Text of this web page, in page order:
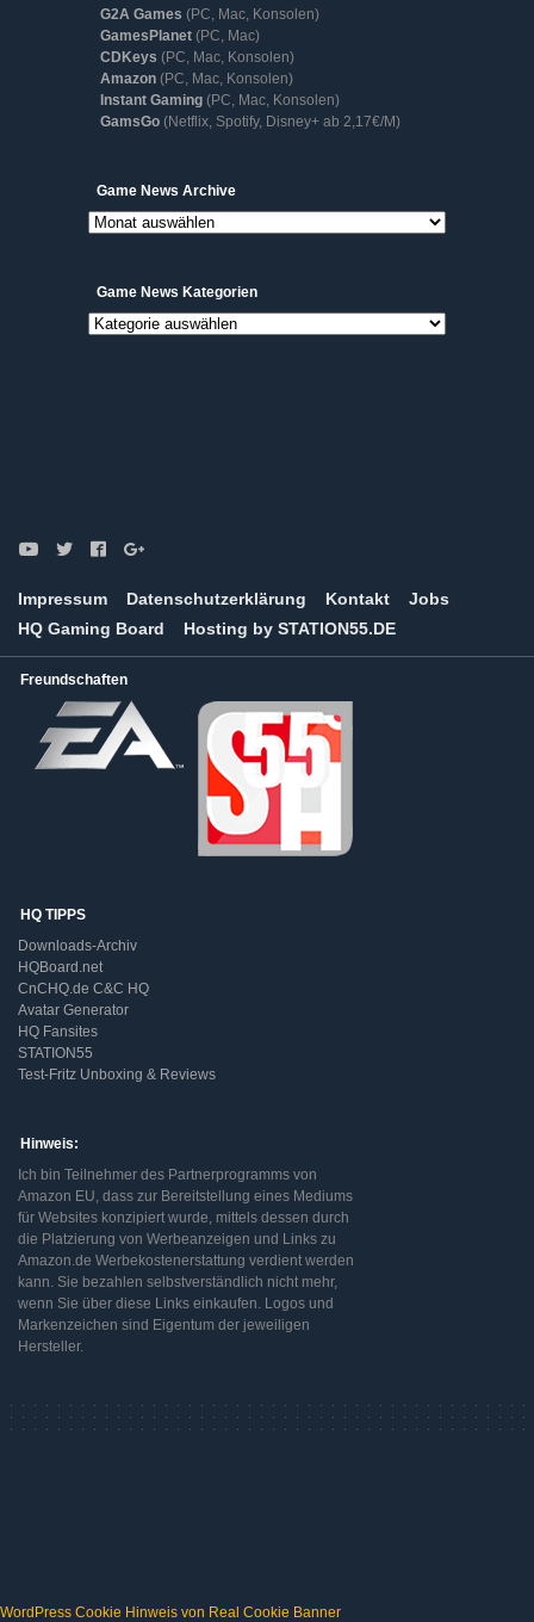
G2A Games (PC, Mac, Konsolen)
GamesPlanet (PC, Mac)
CDKeys (PC, Mac, Konsolen)
Amazon (PC, Mac, Konsolen)
Instant Gaming (PC, Mac, Konsolen)
GamsGo (Netflix, Spotify, Disney+ ab 2,17€/M)
Game News ArchiveGame
News
Archive
Game News Kategorien
Game
Impressum Datenschutzerklärung Kontakt
Jobs
HQ Gaming Board
Hosting by STATION55.DE
Freundschaften
HQ TIPPS
Downloads-Archiv
HQBoard.net
CnCHQ.de C&C HQ
Avatar Generator
HQ Fansites
STATION55
Test-Fritz Unboxing & Reviews
Hinweis:
Ich bin Teilnehmer des Partnerprogramms von
Amazon EU, dass zur Bereitstellung eines Mediums
für Websites konzipiert wurde, mittels dessen durch
die Platzierung von Werbeanzeigen und Links zu
Amazon.de Werbekostenerstattung verdient werden
kann. Sie bezahlen selbstverständlich nicht mehr,
wenn Sie über diese Links einkaufen. Logos und
Markenzeichen sind Eigentum der jeweiligen
Hersteller.
WordPress Cookie Hinweis von Real Cookie Banner